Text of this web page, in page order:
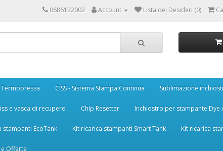
0686122002 Account Lista dei Desideri (0)
Termopressa CISS - Sistema Stampa Continua Sublimazione
e vasca di recupero Chip Resetter Inchiostro per stampante Dye
stampanti EcoTank Kit ricarica stampanti Smart Tank Kit ricarica
Offerte